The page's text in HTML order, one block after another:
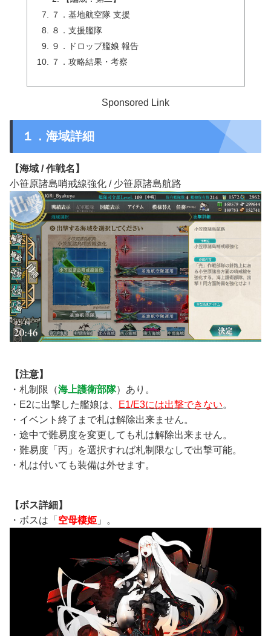
７．基地航空隊 支援
８．支援艦隊
９．ドロップ艦娘 報告
７．攻略結果・考察
Sponsored Link
１．海域詳細
【海域 / 作戦名】
小笹原諸島哨戒線強化 / 少笹原諸島航路
【注意】
・札制限（海上護衛部隊）あり。
・E2に出撃した艦娘は、
E1/E3には出撃できない。
・イベント終了まで札は解除出来ません。
・途中で難易度を変更しても札は解除出来ません。
・難易度「丙」を選択すれば札制限なしで出撃可能。
・札は付いても装備は外せます。
【ボス詳細】
・ボスは「 空母棲姫 」。